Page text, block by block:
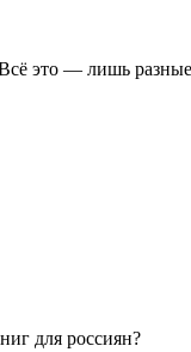
это — лишь
для россиян?